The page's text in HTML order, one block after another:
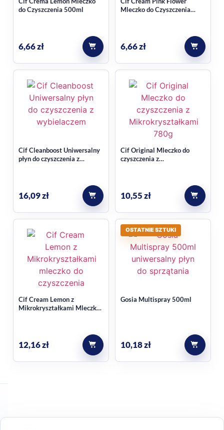
W opisie produktu wskazano aktywne mikrogranulki, które
sprzętów.
do Czyszczenia 500ml
6,66zł
Mleczko do Czyszczenia
6,66zł
Cif Cleanboost Uniwersalny
płyn do czyszczenia z
16,09zł
Cif Original Mleczko do
czyszczenia z
10,55zł
Cif Cream Lemon z
Mikrokryształkami Mleczko
12,16zł
OSTATNIE SZTUKI
Gosia Multispray 500ml
10,18zł